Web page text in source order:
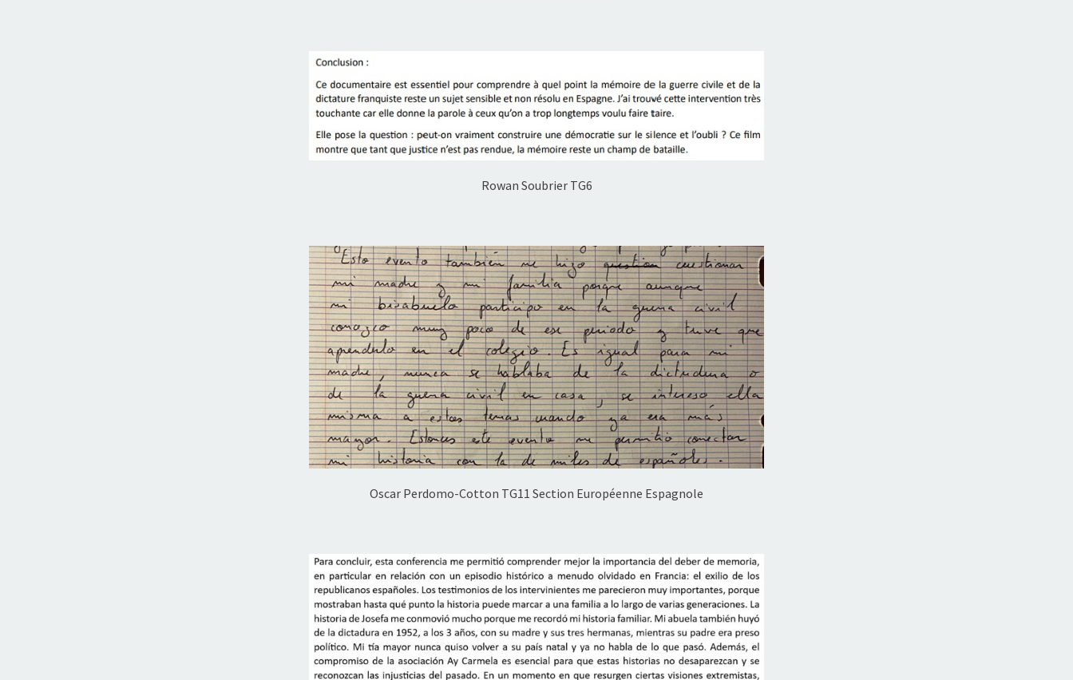
Rowan Soubrier TG6
Oscar Perdomo-Cotton TG11 Section Européenne Espagnole